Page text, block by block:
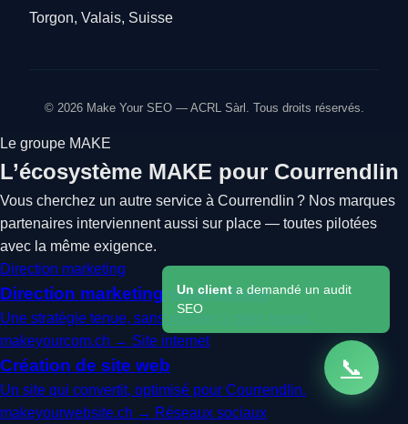
Torgon, Valais, Suisse
© 2026 Make Your SEO — ACRL Sàrl. Tous droits réservés.
Le groupe MAKE
L’écosystème MAKE pour Courrendlin
Vous cherchez un autre service à Courrendlin ? Nos marques
partenaires interviennent aussi sur place — toutes pilotées
avec la même exigence.
Direction marketing
Direction marketing externalisée
Une stratégie tenue, sans recruter à plein temps.
makeyourcom.ch → Site internet
Création de site web
Un site qui convertit, optimisé pour Courrendlin.
makeyourwebsite.ch → Réseaux sociaux
📞
Un client a demandé un audit
SEO